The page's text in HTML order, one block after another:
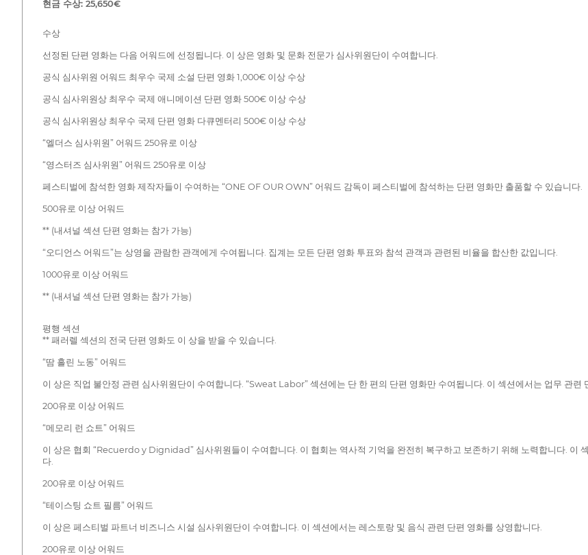
현금 수상: 25,650€
수상
선정된 단편 영화는 다음 어워드에 선정됩니다. 이 상은 영화 및 문화 전문가 심사위원단이 수여합니다.
공식 심사위원 어워드 최우수 국제 소설 단편 영화 1,000€ 이상 수상
공식 심사위원상 최우수 국제 애니메이션 단편 영화 500€ 이상 수상
공식 심사위원상 최우수 국제 단편 영화 다큐멘터리 500€ 이상 수상
“엘더스 심사위원” 어워드 250유로 이상
“영스터즈 심사위원” 어워드 250유로 이상
페스티벌에 참석한 영화 제작자들이 수여하는 “ONE OF OUR OWN” 어워드 감독이 페스티벌에 참석하는 단편 영화만 출품할 수 있습니다.
500유로 이상 어워드
** (내셔널 섹션 단편 영화는 참가 가능)
“오디언스 어워드”는 상영을 관람한 관객에게 수여됩니다. 집계는 모든 단편 영화 투표와 참석 관객과 관련된 비율을 합산한 값입니다.
1000유로 이상 어워드
** (내셔널 섹션 단편 영화는 참가 가능)
평행 섹션
** 패러렐 섹션의 전국 단편 영화도 이 상을 받을 수 있습니다.
“땀 흘린 노동” 어워드
이 상은 직업 불안정 관련 심사위원단이 수여합니다. “Sweat Labor” 섹션에는 단 한 편의 단편 영화만 수여됩니다. 이 섹션에서는 업무 관련
200유로 이상 어워드
“메모리 런 쇼트” 어워드
이 상은 협회 “Recuerdo y Dignidad” 심사위원들이 수여합니다. 이 협회는 역사적 기억을 완전히 복구하고 보존하기 위해 노력합니다. 이
다.
200유로 이상 어워드
“테이스팅 쇼트 필름” 어워드
이 상은 페스티벌 파트너 비즈니스 시설 심사위원단이 수여합니다. 이 섹션에서는 레스토랑 및 음식 관련 단편 영화를 상영합니다.
200유로 이상 어워드